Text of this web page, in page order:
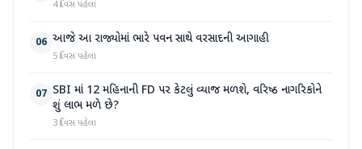
4 દિવસ પહેલા
06 આજે આ રાજ્યોમાં ભારે પવન સાથે વરસાદની આગાહી
5 દિવસ પહેલા
07 SBI માં 12 મહિનાની FD પર કેટલું વ્યાજ મળશે, વરિષ્ઠ નાગરિકોને
શું લાભ મળે છે?
3 દિવસ પહેલા